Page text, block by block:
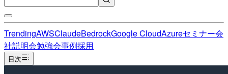
TrendingAWSClaudeBedrockGoogle CloudAzureセミナー会
社説明会勉強会事例採用
目次